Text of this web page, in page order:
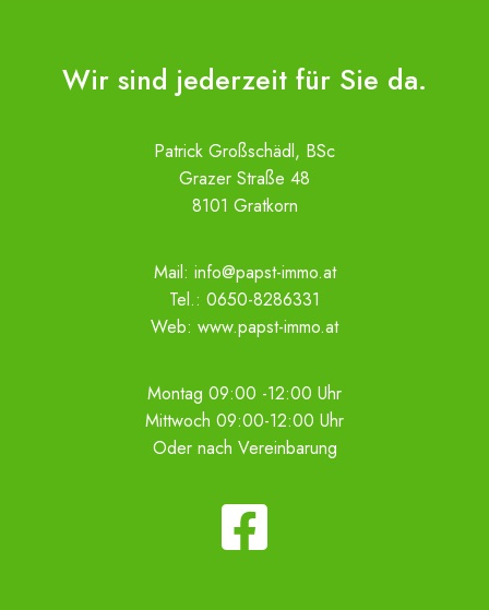
Wir sind jederzeit für Sie da.
Patrick Großschädl, BSc
Grazer Straße 48
8101 Gratkorn
Mail: info@papst-immo.at
Tel.: 0650-8286331
Web: www.papst-immo.at
Montag 09:00 -12:00 Uhr
Mittwoch 09:00-12:00 Uhr
Oder nach Vereinbarung